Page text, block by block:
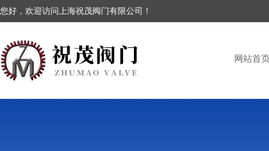
您好，欢迎访问上海祝茂阀门有限公司！
网站首